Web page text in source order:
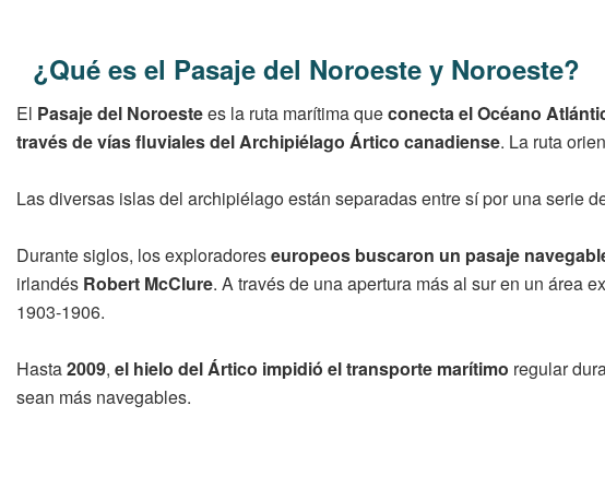
¿Qué es el Pasaje del Noroeste y Noroeste?
El Pasaje del Noroestees la ruta marítima queconecta el Océano
través de vías fluviales del Archipiélago Ártico canadiense. La ruta
Las diversas islas del archipiélago están separadas entre sí por una serie
Durante siglos, los exploradoreseuropeos buscaron un pasaje
irlandés Robert McClure. A través de una apertura más al sur en un área
1903-1906.
Hasta2009, el hielo del Ártico impidió el transporte marítimo regular
sean más navegables.